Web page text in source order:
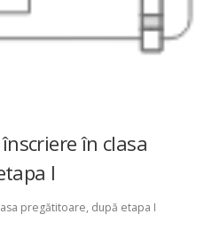
în clasa
I
pregătitoare, după etapa I